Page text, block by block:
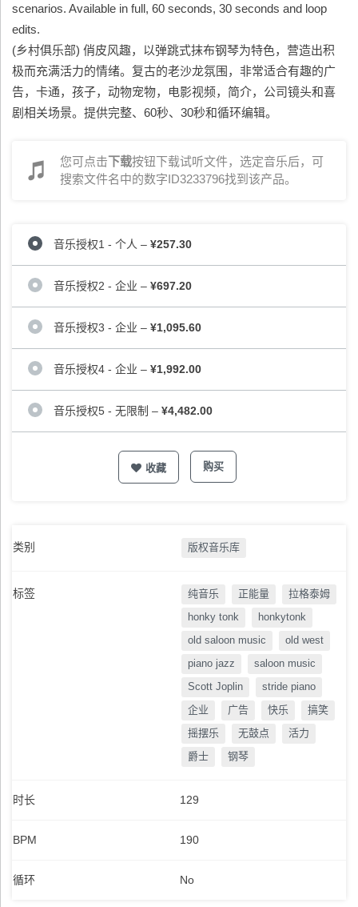
scenarios. Available in full, 60 seconds, 30 seconds and loop
edits.
(乡村俱乐部) 俏皮风趣，以弹跳式抹布钢琴为特色，营造出积
极而充满活力的情绪。复古的老沙龙氛围，非常适合有趣的广
告，卡通，孩子，动物宠物，电影视频，简介，公司镜头和喜
剧相关场景。提供完整、60秒、30秒和循环编辑。
您可点击下载按钮下载试听文件，选定音乐后，可
搜索文件名中的数字ID3233796找到该产品。
音乐授权1 - 个人 – ¥257.30
音乐授权2 - 企业 – ¥697.20
音乐授权3 - 企业 – ¥1,095.60
音乐授权4 - 企业 – ¥1,992.00
音乐授权5 - 无限制 – ¥4,482.00
收藏 购买
类别 版权音乐库
标签 纯音乐 正能量
拉格泰姆
honky tonk
honkytonk
old saloon music
old west
piano jazz
saloon music
Scott Joplin
stride piano
企业
广告 快乐
搞笑
摇摆乐
无鼓点
活力
爵士
钢琴
时长 129
BPM 190
循环 No